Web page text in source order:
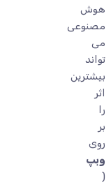
هوش
مصنوعی
می
تواند
بیشترین
اثر
را
بر
روی
وبپ
(